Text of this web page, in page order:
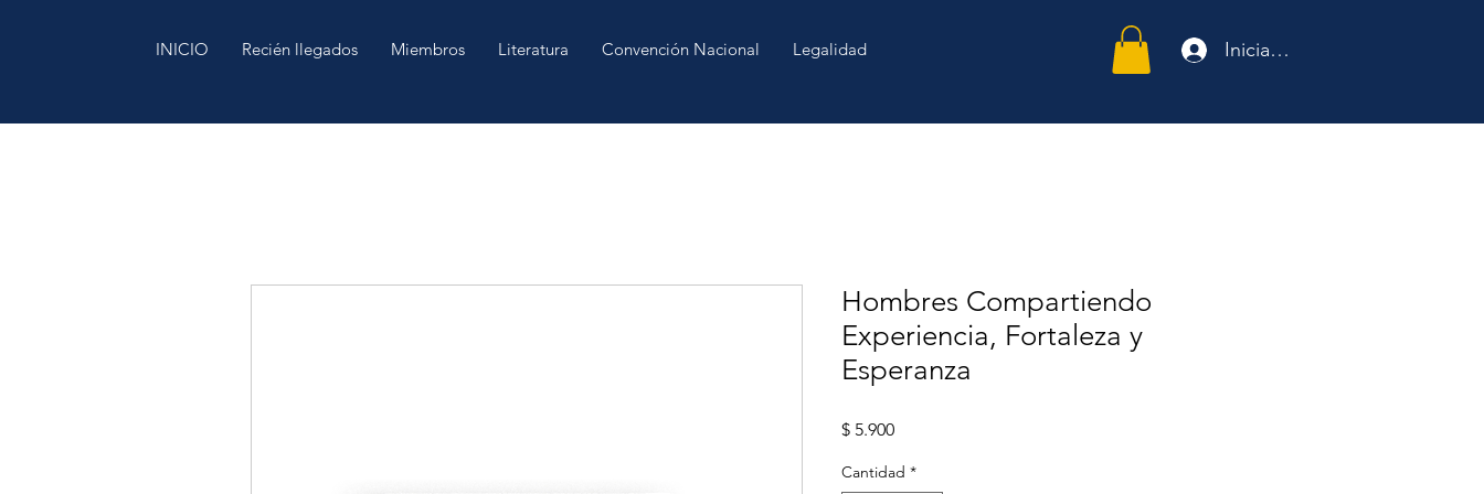
INICIO Recién llegados Miembros Literatura Convención Nacional Legalidad Iniciar sesión
Hombres Compartiendo
Experiencia, Fortaleza y
Esperanza
$ 5.900Precio
Cantidad *